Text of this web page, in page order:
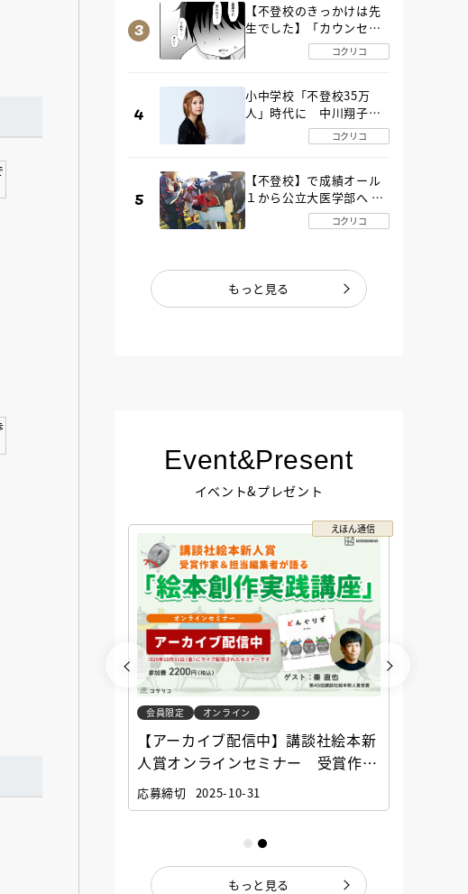
【不登校のきっかけは先
生でした】「カウンセリ
ングの時間」生徒の情報
をバラしたのは…《第２
コクリコ
小中学校「不登校35万
人」時代に 中川翔子さ
んが審査委員長「不登校
生動画甲子園 2026」が開
コクリコ
【不登校】で成績オール
１から公立大医学部へ 中
２で起立性調節障害「治
るまで３年」の診断 その
コクリコ
もっと見る
Event&Present
イベント&プレゼント
えほん通信
会員限定 オンライン
【アーカイブ配信中】講談社絵本新
人賞オンラインセミナー 受賞作家
と担当編集者が語る「絵本創作実践
講座」
応募締切 2025-10-31
もっと見る